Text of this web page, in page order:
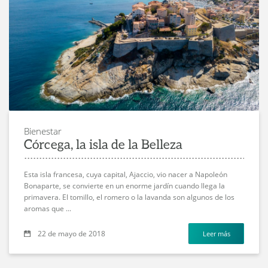
Bienestar
Córcega, la isla de la Belleza
Esta isla francesa, cuya capital, Ajaccio, vio nacer a Napoleón
Bonaparte, se convierte en un enorme jardín cuando llega la
primavera. El tomillo, el romero o la lavanda son algunos de los
aromas que ...
22 de mayo de 2018 Leer más